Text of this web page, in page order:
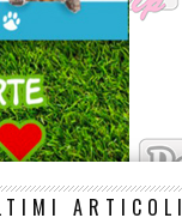
ARTICOLI